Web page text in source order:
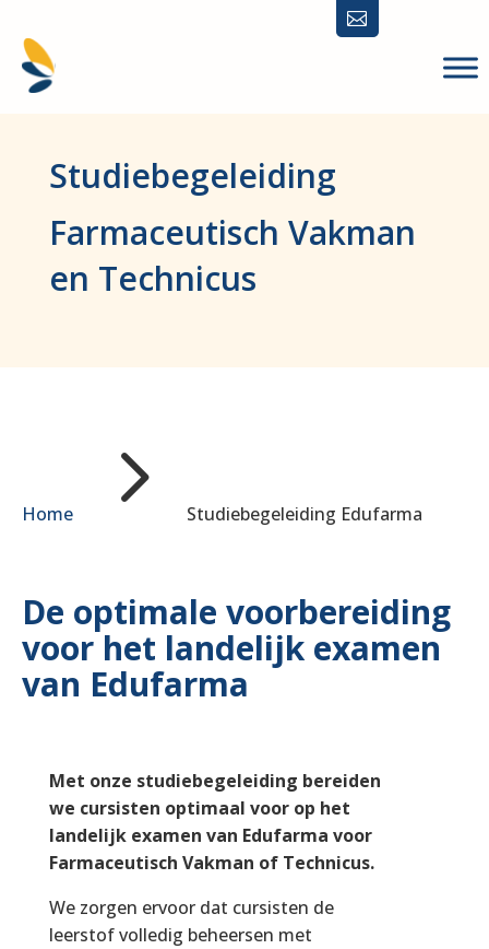

Studiebegeleiding
Farmaceutisch Vakman
en Technicus
Home 5 Studiebegeleiding Edufarma
De optimale voorbereiding
voor het landelijk examen
van Edufarma
Met onze studiebegeleiding bereiden
we cursisten optimaal voor op het
landelijk examen van Edufarma voor
Farmaceutisch Vakman of Technicus.
We zorgen ervoor dat cursisten de
leerstof volledig beheersen met